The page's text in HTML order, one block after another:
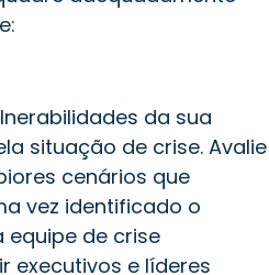
da sua
situação de crise. Avalie
cenários que
vez identificado o
equipe de crise
executivos e líderes